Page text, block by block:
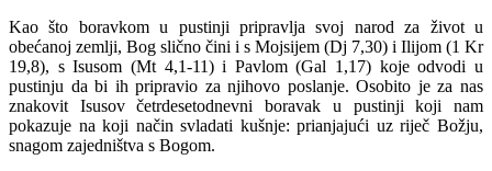
Kao što boravkom u pustinji pripravlja svoj narod za život u
obećanoj zemlji, Bog slično čini i s Mojsijem (Dj 7,30) i Ilijom (1 Kr
19,8), s Isusom (Mt 4,1-11) i Pavlom (Gal 1,17) koje odvodi u
pustinju da bi ih pripravio za njihovo poslanje. Osobito je za nas
znakovit Isusov četrdesetodnevni boravak u pustinji koji nam
pokazuje na koji način svladati kušnje: prianjajući uz riječ Božju,
snagom zajedništva s Bogom.